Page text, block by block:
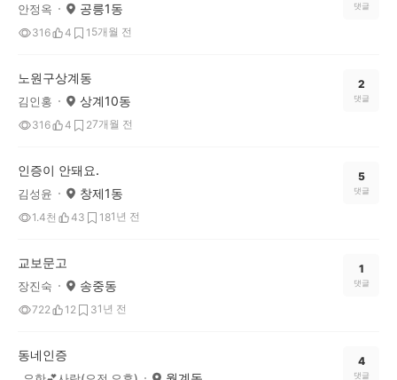
안정옥 공릉1동
316 4 1 5개월 전
댓글
노원구상계동
김인홍 상계10동
316 4 27개월 전
2
댓글
인증이 안돼요.
김성윤 창제1동
1.4천 43 181년 전
5
댓글
교보문고
장진숙 송중동
722 12 31년 전
1
댓글
동네인증 4
댓글